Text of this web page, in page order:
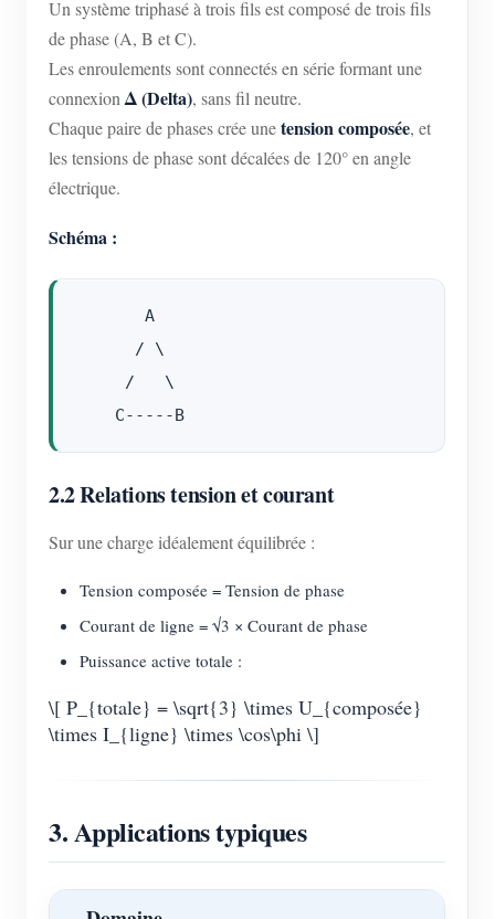
Un système triphasé à trois fils est composé de trois fils
de phase (A, B et C).
Les enroulements sont connectés en série formant une
connexionΔ (Delta), sans fil neutre.
Chaque paire de phases crée unetension composée, et
les tensions de phase sont décalées de 120° en angle
électrique.
Schéma :
       A
      / \
     /   \
2.2 Relations tension et courant
Sur une charge idéalement équilibrée :
Tension composée = Tension de phase
Courant de ligne = √3 × Courant de phase
Puissance active totale :
\[ P_{totale} = \sqrt{3} \times U_{composée}
\times I_{ligne} \times \cos\phi \]
3. Applications typiques